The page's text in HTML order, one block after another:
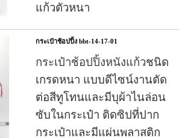
แก้วตัวหนา
กระเป๋าช้อปปิ้ง bbt-14-17-01
กระเป๋าช้อปปิ้งหนังแก้วชนิด
เกรดหนา แบบดีไซน์งานตัด
ต่อสีทูโทนและมีบุผ้าไนล่อน
ซับในกระเป๋า ติดซิปที่ปาก
กระเป๋าและมีแผ่นพลาสติก